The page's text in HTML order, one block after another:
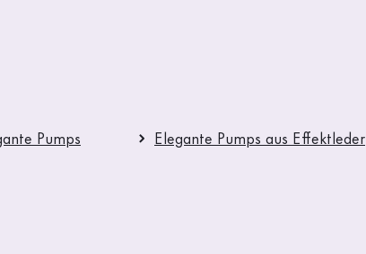
Pumps Elegante Pumps aus Effektleder